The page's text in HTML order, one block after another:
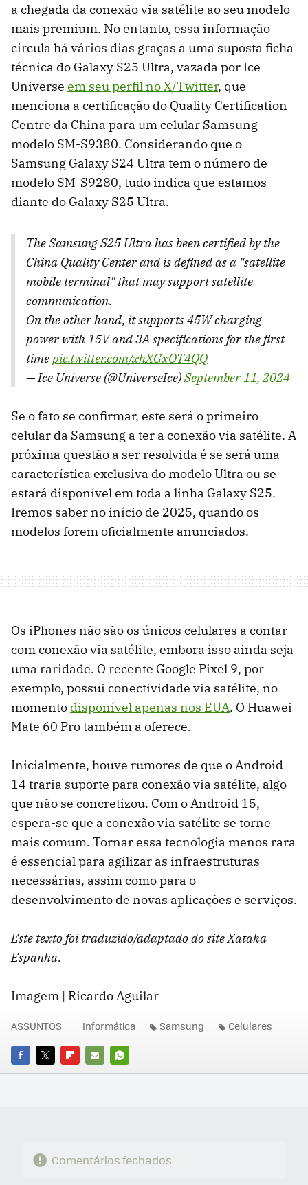
a chegada da conexão via satélite ao seu modelo
mais premium. No entanto, essa informação
circula há vários dias graças a uma suposta ficha
técnica do Galaxy S25 Ultra, vazada por Ice
Universe em seu perfil no X/Twitter, que
menciona a certificação do Quality Certification
Centre da China para um celular Samsung
modelo SM-S9380. Considerando que o
Samsung Galaxy S24 Ultra tem o número de
modelo SM-S9280, tudo indica que estamos
diante do Galaxy S25 Ultra.
The Samsung S25 Ultra has been certified by the
China Quality Center and is defined as a "satellite
mobile terminal" that may support satellite
communication.
On the other hand, it supports 45W charging
power with 15V and 3A specifications for the first
timepic.twitter.com/xhXGxOT4QQ
— Ice Universe (@UniverseIce)September 11, 2024
Se o fato se confirmar, este será o primeiro
celular da Samsung a ter a conexão via satélite. A
próxima questão a ser resolvida é se será uma
característica exclusiva do modelo Ultra ou se
estará disponível em toda a linha Galaxy S25.
Iremos saber no início de 2025, quando os
modelos forem oficialmente anunciados.
Os iPhones não são os únicos celulares a contar
com conexão via satélite, embora isso ainda seja
uma raridade. O recente Google Pixel 9, por
exemplo, possui conectividade via satélite, no
momento disponível apenas nos EUA. O Huawei
Mate 60 Pro também a oferece.
Inicialmente, houve rumores de que o Android
14 traria suporte para conexão via satélite, algo
que não se concretizou. Com o Android 15,
espera-se que a conexão via satélite se torne
mais comum. Tornar essa tecnologia menos rara
é essencial para agilizar as infraestruturas
necessárias, assim como para o
desenvolvimento de novas aplicações e serviços.
Este texto foi traduzido/adaptado do site Xataka
Espanha.
Imagem | Ricardo Aguilar
FACEBOOK
TWITTERFLIPBOARD
E-
WHATSAPP
ASSUNTOS Informática Samsung Celulares
Comentários fechados